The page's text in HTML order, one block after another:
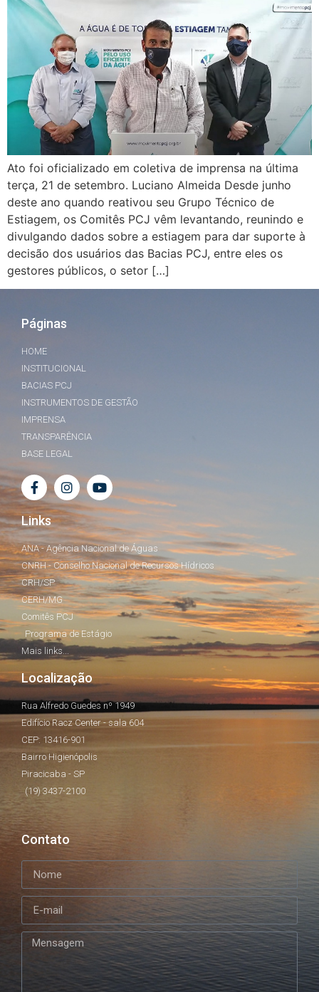
Ato foi oficializado em coletiva de imprensa na última
terça, 21 de setembro. Luciano Almeida Desde junho
deste ano quando reativou seu Grupo Técnico de
Estiagem, os Comitês PCJ vêm levantando, reunindo e
divulgando dados sobre a estiagem para dar suporte à
decisão dos usuários das Bacias PCJ, entre eles os
gestores públicos, o setor […]
Páginas
HOME
INSTITUCIONAL
BACIAS PCJ
INSTRUMENTOS DE GESTÃO
IMPRENSA
TRANSPARÊNCIA
BASE LEGAL
Links
ANA - Agência Nacional de Águas
CNRH - Conselho Nacional de Recursos Hídricos
CRH/SP
CERH/MG
Comitês PCJ
Programa de Estágio
Mais links...
Localização
Rua Alfredo Guedes nº 1949
Edifício Racz Center - sala 604
CEP: 13416-901
Bairro Higienópolis
Piracicaba - SP
(19) 3437-2100
Contato